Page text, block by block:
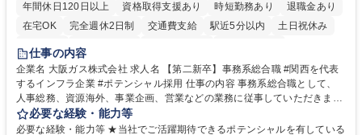
年間休日120日以上
資格取得支援あり 時短勤務あり
退職金あり
在宅OK
完全週休2日制 交通費支給 駅近5分以内
土日祝休み
服装自由
第二新卒歓迎
仕事の内容
企業名 大阪ガス株式会社 求人名 【第二新卒】事務系総合職 #関西を代表
するインフラ企業 #ポテンシャル採用 仕事の内容 事務系総合職として、
人事総務、資源海外、事業企画、営業などの業務に従事していただきま
す。 【業務内容の一例】■所属事業部の勤労業務 ■海外に関係する各種業
務 ■営業部門の企画スタッフ、ルート営業 【キャリアパス】入社後の配属
必要な経験・能力等
必要な経験・能力等 ★当社でご活躍期待できるポテンシャルを有している